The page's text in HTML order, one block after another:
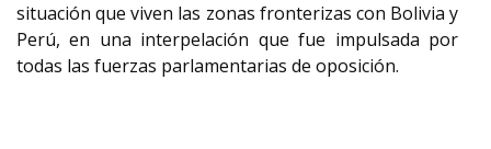
situación que viven las zonas fronterizas con Bolivia y
Perú, en una interpelación que fue impulsada por
todas las fuerzas parlamentarias de oposición.